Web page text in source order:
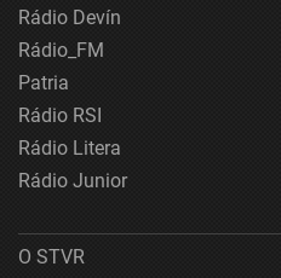
Rádio Devín
Rádio_FM
Patria
Rádio RSI
Rádio Litera
Rádio Junior
O STVR